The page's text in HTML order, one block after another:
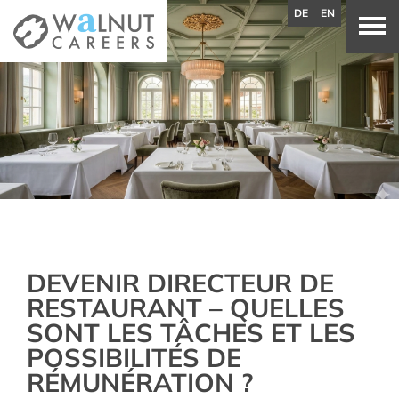
DEVENIR DIRECTEUR DE
RESTAURANT – QUELLES
SONT LES TÂCHES ET LES
POSSIBILITÉS DE
RÉMUNÉRATION ?
DE EN